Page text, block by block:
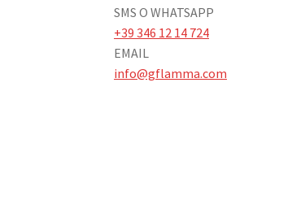
SMS O WHATSAPP
+39 346 12 14 724
EMAIL
info@gflamma.com